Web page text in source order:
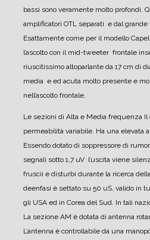
bassi sono veramente molto profondi.
amplificatori OTL separati e dal
Esattamente come per il modello
l’ascolto con il mid-tweeter frontale
riuscitissimo altoparlante da 17 cm di
media e ed acuta molto presente e
nell’ascolto frontale.
Le sezioni di Alta e Media frequenza Il
permeabilità variabile. Ha una elevata
Essendo dotato di soppressore di
segnali sotto 1,7 uV l’uscita viene
fruscii e disturbi durante la ricerca
deenfasi è settato su 50 uS, valido in
gli USA ed in Corea del Sud. In tali
La sezione AM è dotata di antenna
L’antenna è controllabile da una